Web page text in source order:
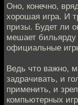
Оно, конечно,
хорошая игра. И
призы. Будет ли
мешает бильярду
официальные
Ведь что важно,
задрачивать, и
применить, и
компьютерных